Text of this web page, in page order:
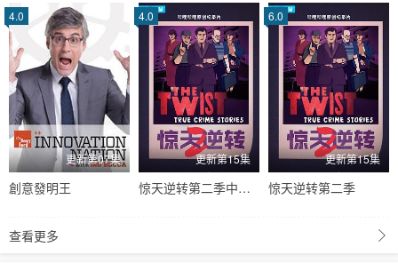
4.0
更新第07集
創意發明王
4.0
更新第15集
惊天逆转第二季中配版
6.0
更新第15集
惊天逆转第二季
查看更多